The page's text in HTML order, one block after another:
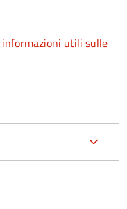
informazioni utili sulle